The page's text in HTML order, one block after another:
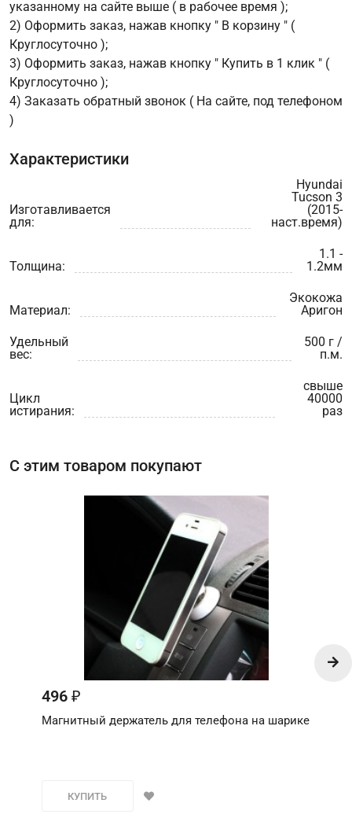
указанному на сайте выше ( в рабочее время );
2) Оформить заказ, нажав кнопку " В корзину " (
Круглосуточно );
3) Оформить заказ, нажав кнопку " Купить в 1 клик " (
Круглосуточно );
4) Заказать обратный звонок ( На сайте, под телефоном
)
Характеристики
Изготавливается
для:
Hyundai
Tucson 3
(2015-
наст.время)
Толщина:
1.1 -
1.2мм
Материал:
Экокожа
Аригон
Удельный
вес:
500 г /
п.м.
Цикл
истирания:
свыше
40000
раз
С этим товаром покупают
496 ₽
Магнитный держатель для телефона на шарике
КУПИТЬ